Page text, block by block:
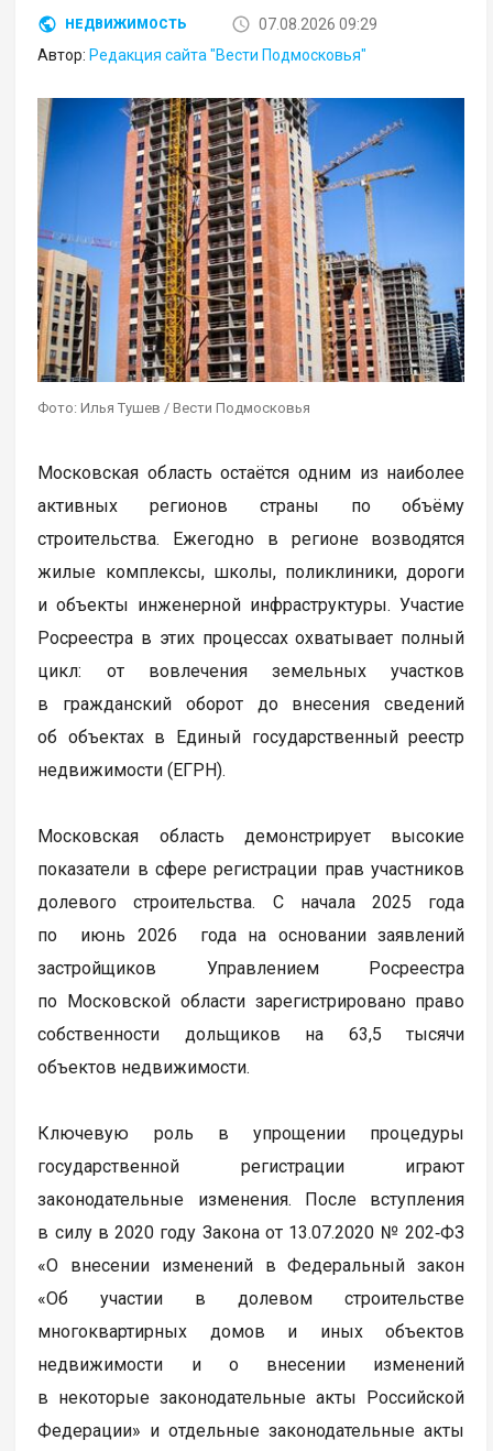
НЕДВИЖИМОСТЬ
07.08.2026 09:29
Автор: Редакция сайта "Вести Подмосковья"
Фото: Илья Тушев / Вести Подмосковья
Московская область остаётся одним из наиболее
активных регионов страны по объёму
строительства. Ежегодно в регионе возводятся
жилые комплексы, школы, поликлиники, дороги
и объекты инженерной инфраструктуры. Участие
Росреестра в этих процессах охватывает полный
цикл: от вовлечения земельных участков
в гражданский оборот до внесения сведений
об объектах в Единый государственный реестр
недвижимости (ЕГРН).
Московская область демонстрирует высокие
показатели в сфере регистрации прав участников
долевого строительства. С начала 2025 года
по июнь 2026 года на основании заявлений
застройщиков Управлением Росреестра
по Московской области зарегистрировано право
собственности дольщиков на 63,5 тысячи
объектов недвижимости.
Ключевую роль в упрощении процедуры
государственной регистрации играют
законодательные изменения. После вступления
в силу в 2020 году Закона от 13.07.2020 № 202‑ФЗ
«О внесении изменений в Федеральный закон
«Об участии в долевом строительстве
многоквартирных домов и иных объектов
недвижимости и о внесении изменений
в некоторые законодательные акты Российской
Федерации» и отдельные законодательные акты